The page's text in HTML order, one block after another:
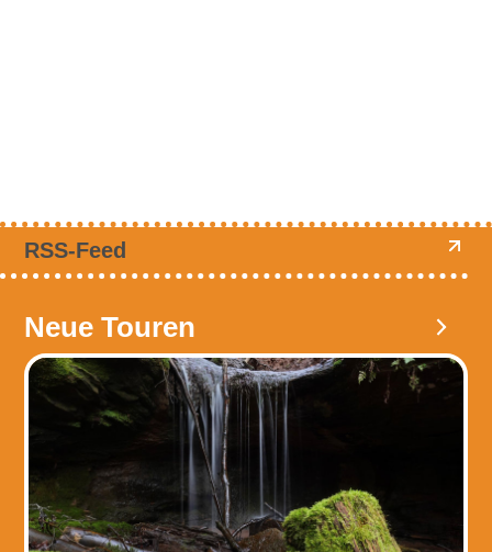
RSS-Feed
Neue Touren